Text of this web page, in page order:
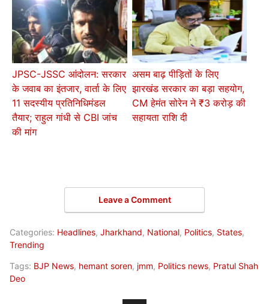
JPSC-JSSC आंदोलन: सरकार
के जवाब का इंतजार, वार्ता के लिए
11 सदस्यीय प्रतिनिधिमंडल
तैयार; राहुल गांधी से CBI जांच
की मांग
असम बाढ़ पीड़ितों के लिए
झारखंड सरकार का बड़ा सहयोग,
CM हेमंत सोरेन ने ₹3 करोड़ की
सहायता राशि दी
Leave a Comment
Categories: Headlines, Jharkhand, National, Politics, States,
Trending
Tags: BJP News, hemant soren, jmm, Politics news, Pratul Shah
Deo